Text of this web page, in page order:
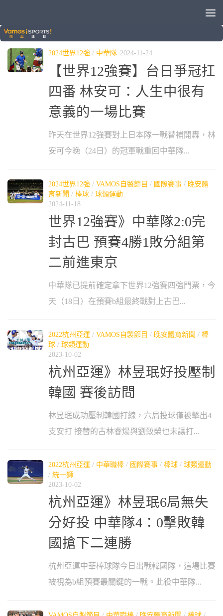
標籤：林安可
2024世界12強 / 中華隊 2024-11-24
【世界12強賽】台日爭冠扛
四番 林安可：人生中很有
意義的一場比賽
昨天在世界12強賽對上日本隊一戰替補開轟，林
安可今晚（24日）的冠軍戰重回中華隊...
2024世界12強 / VAMOS自製節目 / 國際賽事 / 晚安體
育新聞 / 棒球 / 球類運動
2024-11-18
世界12強賽》中華隊2:0完
封古巴 預賽4勝1敗分組第
二前進東京
中華隊已提前確定拿下世界12強賽四強門票，今
天（18日）在預賽b組最終戰對上古巴...
2022杭州亞運 / VAMOS自製節目 / 晚安體育新聞 / 棒
球 / 球類運動
2023-10-02
杭州亞運》林昱珉好投壓制
韓國 賽後訪問
林昱珉成功壓制韓國打線，六局投球僅被擊出4
支安打 接替的古林睿煬與劉致榮也未讓打...
2022杭州亞運 / 中華職棒 / 國際賽事 / 棒球 / 球類運動
/ 統一獅
2023-10-02
杭州亞運》林昱珉6局無失
分好投 中華隊4：0擊敗韓
國搶下二連勝
杭州亞運中華棒球隊今日出戰韓國隊，這場比賽
被視為b組預賽最關鍵的一戰。此役中華隊...